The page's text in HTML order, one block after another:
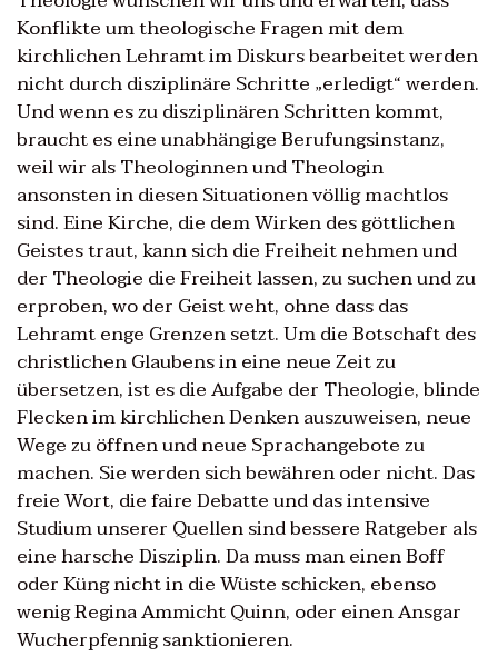
Konflikte um theologische Fragen mit dem
kirchlichen Lehramt im Diskurs bearbeitet werden
nicht durch disziplinäre Schritte „erledigt“ werden.
Und wenn es zu disziplinären Schritten kommt,
braucht es eine unabhängige Berufungsinstanz,
weil wir als Theologinnen und Theologin
ansonsten in diesen Situationen völlig machtlos
sind. Eine Kirche, die dem Wirken des göttlichen
Geistes traut, kann sich die Freiheit nehmen und
der Theologie die Freiheit lassen, zu suchen und zu
erproben, wo der Geist weht, ohne dass das
Lehramt enge Grenzen setzt. Um die Botschaft des
christlichen Glaubens in eine neue Zeit zu
übersetzen, ist es die Aufgabe der Theologie, blinde
Flecken im kirchlichen Denken auszuweisen, neue
Wege zu öffnen und neue Sprachangebote zu
machen. Sie werden sich bewähren oder nicht. Das
freie Wort, die faire Debatte und das intensive
Studium unserer Quellen sind bessere Ratgeber als
eine harsche Disziplin. Da muss man einen Boff
oder Küng nicht in die Wüste schicken, ebenso
wenig Regina Ammicht Quinn, oder einen Ansgar
Wucherpfennig sanktionieren.